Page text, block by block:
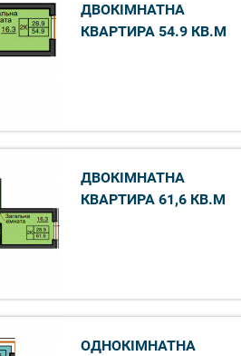
ДВОКІМНАТНА
КВАРТИРА 54.9 КВ.М
ДВОКІМНАТНА
КВАРТИРА 61,6 КВ.М
ОДНОКІМНАТНА